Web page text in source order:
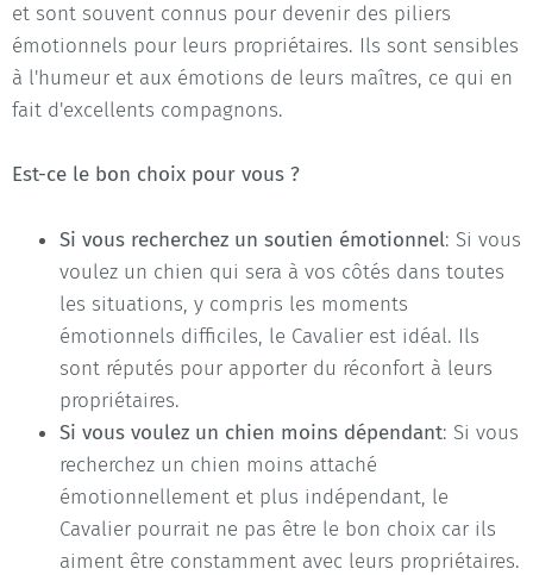
et sont souvent connus pour devenir des piliers
émotionnels pour leurs propriétaires. Ils sont sensibles
à l'humeur et aux émotions de leurs maîtres, ce qui en
fait d'excellents compagnons.
Est-ce le bon choix pour vous ?
Si vous recherchez un soutien émotionnel: Si vous
voulez un chien qui sera à vos côtés dans toutes
les situations, y compris les moments
émotionnels difficiles, le Cavalier est idéal. Ils
sont réputés pour apporter du réconfort à leurs
propriétaires.
Si vous voulez un chien moins dépendant: Si vous
recherchez un chien moins attaché
émotionnellement et plus indépendant, le
Cavalier pourrait ne pas être le bon choix car ils
aiment être constamment avec leurs propriétaires.